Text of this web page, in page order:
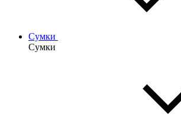
Сумки
Сумки